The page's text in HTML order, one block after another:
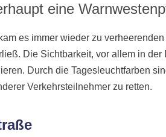
eine
es immer wieder zu
Die Sichtbarkeit, vor allem in
Durch die Tagesleuchtfarben
Verkehrsteilnehmer zu retten.